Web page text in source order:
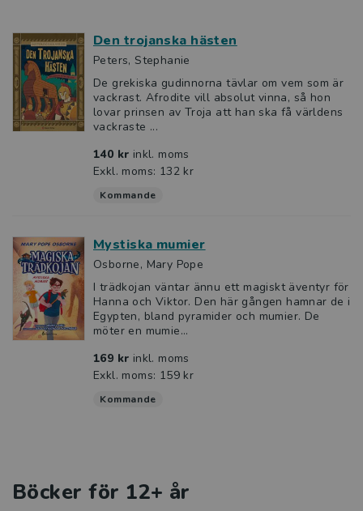
Den trojanska hästen
Peters, Stephanie
De grekiska gudinnorna tävlar om vem som är
vackrast. Afrodite vill absolut vinna, så hon
lovar prinsen av Troja att han ska få världens
vackraste ...
140 kr inkl. moms
Exkl. moms: 132 kr
Kommande
Mystiska mumier
Osborne, Mary Pope
I trädkojan väntar ännu ett magiskt äventyr för
Hanna och Viktor. Den här gången hamnar de i
Egypten, bland pyramider och mumier. De
möter en mumie...
169 kr inkl. moms
Exkl. moms: 159 kr
Kommande
Böcker för 12+ år